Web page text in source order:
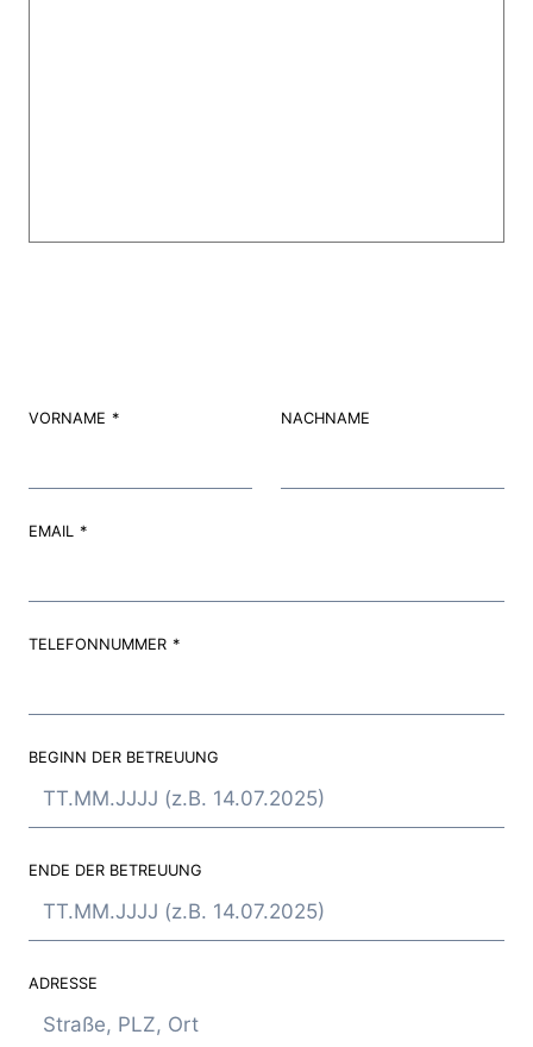
VORNAME * NACHNAME
EMAIL *
TELEFONNUMMER *
BEGINN DER BETREUUNG
ENDE DER BETREUUNG
ADRESSE